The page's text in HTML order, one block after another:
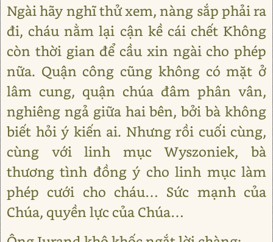
Ngài hãy nghĩ thử xem, nàng sắp phải ra
đi, cháu nằm lại cận kề cái chết Không
còn thời gian để cầu xin ngài cho phép
nữa. Quận công cũng không có mặt ở
lâm cung, quận chúa đâm phân vân,
nghiêng ngả giữa hai bên, bởi bà không
biết hỏi ý kiến ai. Nhưng rồi cuối cùng,
cùng với linh mục Wyszoniek, bà
thương tình đồng ý cho linh mục làm
phép cưới cho cháu… Sức mạnh của
Chúa, quyền lực của Chúa…